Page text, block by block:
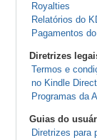
Royalties
Relatórios do
Pagamentos
Diretrizes
Termos e
no Kindle
Programas da
Guias do
Diretrizes para